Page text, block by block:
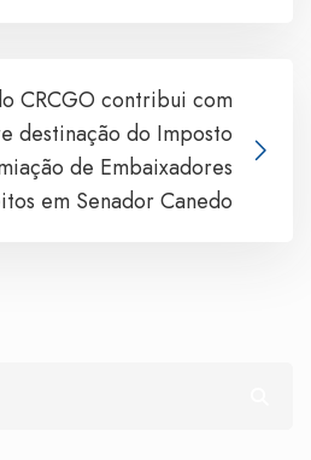
CRCGO contribui com
destinação do Imposto
de Embaixadores
em Senador Canedo